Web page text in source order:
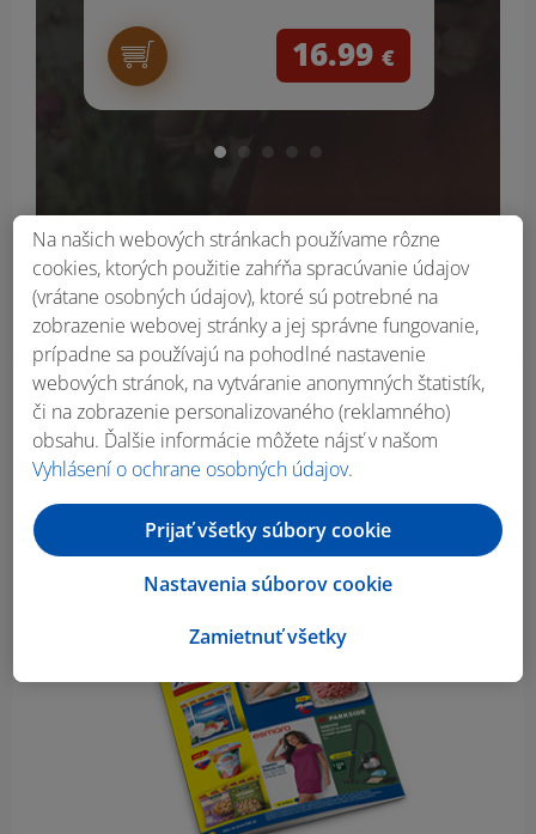
16.99 €
Obsah bočného panela
Na našich webových stránkach používame rôzne
cookies, ktorých použitie zahŕňa spracúvanie údajov
(vrátane osobných údajov), ktoré sú potrebné na
zobrazenie webovej stránky a jej správne fungovanie,
prípadne sa používajú na pohodlné nastavenie
webových stránok, na vytváranie anonymných štatistík,
či na zobrazenie personalizovaného (reklamného)
obsahu. Ďalšie informácie môžete nájsť v našom
Vyhlásení o ochrane osobných údajov.
Zamietnuť všetky
Nastavenia súborov cookie
Prijať všetky súbory cookie